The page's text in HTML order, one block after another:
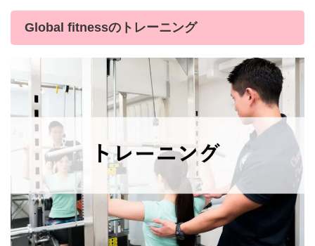
Global fitnessのトレーニング